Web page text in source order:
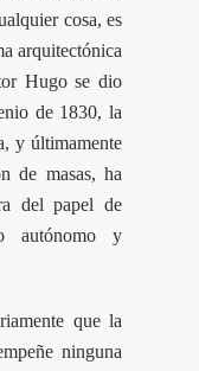
cosa, es
arquitectónica
Hugo se dio
de 1830, la
y últimamente
de masas, ha
del papel de
autónomo y
que la
ninguna